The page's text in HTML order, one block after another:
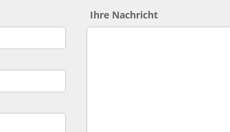
Ihre Nachricht